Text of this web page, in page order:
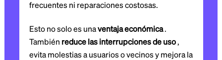
frecuentes ni reparaciones costosas.
Esto no solo es unaventaja económica.
También reduce las interrupciones de uso,
evita molestias a usuarios o vecinos y mejora la